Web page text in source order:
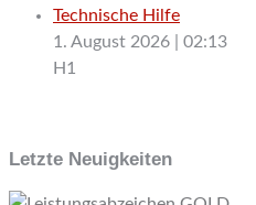
Technische Hilfe
1. August 2026
02:13
H1
Letzte Neuigkeiten